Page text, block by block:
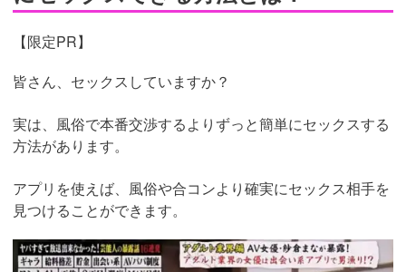
ということでプレイが終わった後はまたシャワーを浴びて
いきました。最後はEちゃんがホテルの扉の前でディープ
キス&背後からのハグをしてくれました。
ートするしかねえ！
絶対リピートするという決意を胸に帰路へ
きました。相手をしてくれたEちゃんが美人すぎて、本当
に終始息子がビンビンでしたね・・・。さらにテクニック
もかなりあったので、たっぷりと気持ちよくなることがで
きました。